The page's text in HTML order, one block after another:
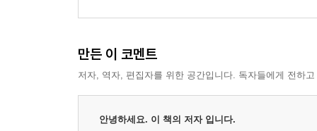
할레아칼라 국립공원
사우스 마우이
마우이 섬은 어떻게 만들어졌을까?
마우이 섬의 숙소, 먹거리, 쇼핑정보
만든 이 코멘트
저자, 역자, 편집자를 위한 공간입니다. 독자들에게 전하
안녕하세요. 이 책의 저자 입니다.